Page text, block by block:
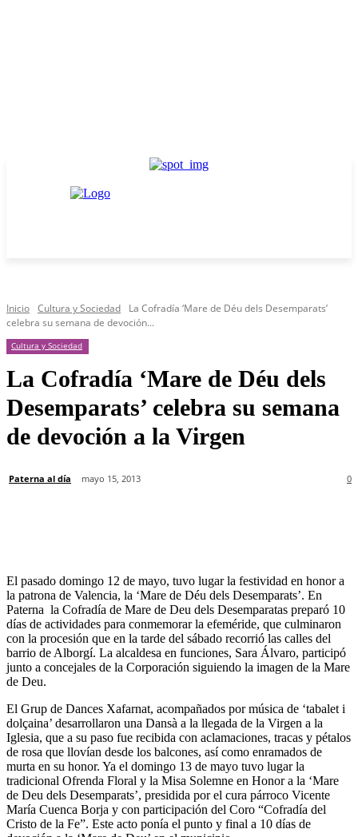
Inicio Cultura y Sociedad
La Cofradía ‘Mare de Déu dels Desemparats’
celebra su semana de devoción...
Cultura y Sociedad
La Cofradía ‘Mare de Déu dels
Desemparats’ celebra su semana
de devoción a la Virgen
Paterna al día mayo 15, 2013 0
El pasado domingo 12 de mayo, tuvo lugar la festividad en honor a
la patrona de Valencia, la ‘Mare de Déu dels Desemparats’. En
Paterna la Cofradía de Mare de Deu dels Desemparatas preparó 10
días de actividades para conmemorar la efeméride, que culminaron
con la procesión que en la tarde del sábado recorrió las calles del
barrio de Alborgí. La alcaldesa en funciones, Sara Álvaro, participó
junto a concejales de la Corporación siguiendo la imagen de la Mare
de Deu.
El Grup de Dances Xafarnat, acompañados por música de ‘tabalet i
dolçaina’ desarrollaron una Dansà a la llegada de la Virgen a la
Iglesia, que a su paso fue recibida con aclamaciones, tracas y pétalos
de rosa que llovían desde los balcones, así como enramados de
murta en su honor. Ya el domingo 13 de mayo tuvo lugar la
tradicional Ofrenda Floral y la Misa Solemne en Honor a la ‘Mare
de Deu dels Desemparats’, presidida por el cura párroco Vicente
María Cuenca Borja y con participación del Coro “Cofradía del
Cristo de la Fe”. Este acto ponía el punto y final a 10 días de